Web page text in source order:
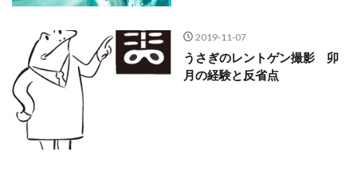
2019-11-07
うさぎのレントゲン撮影 卯
月の経験と反省点